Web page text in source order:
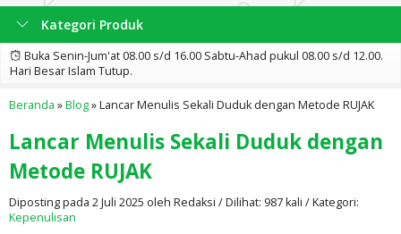
Kategori Produk
Buka Senin-Jum'at 08.00 s/d 16.00 Sabtu-Ahad pukul 08.00 s/d 12.00.
Hari Besar Islam Tutup.
Beranda »Blog»Lancar Menulis Sekali Duduk dengan Metode RUJAK
Lancar Menulis Sekali Duduk dengan
Metode RUJAK
Diposting pada 2 Juli 2025 oleh Redaksi / Dilihat: 987 kali / Kategori:
Kepenulisan